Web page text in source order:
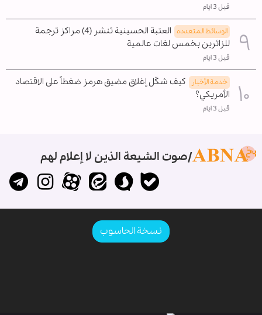
قبل 3 ايام
الوسائط المتعدده
العتبة الحسينية تنشر (4) مراكز ترجمة
للزائرين بخمس لغات عالمية
قبل 3 ايام
خدمة الأخبار
كيف شكّل إغلاق مضيق هرمز ضغطاً على الاقتصاد
الأمريكي؟
قبل 3 ايام
صوت الشيعة الذين لا إعلام لهم
نسخة الحاسوب